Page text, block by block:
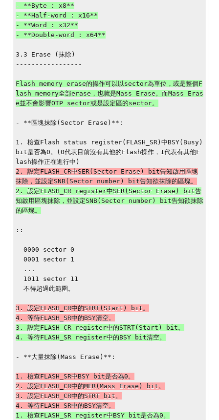
- **Byte : x8**
- **Half-word : x16**
- **Word : x32**
- **Double-word : x64**
3.3 Erase (抹除)
-----------------
Flash memory erase的操作可以以sector為單位，或是整個F
lash memory全部erase，也就是Mass Erase。而Mass Eras
e並不會影響OTP sector或是設定區的sector。
- **區塊抹除(Sector Erase)**:
1. 檢查Flash status register(FLASH_SR)中BSY(Busy)
bit是否為0。(0代表目前沒有其他的Flash操作，1代表有其他F
2. 設定FLASH_CR中SER(Sector Erase) bit告知啟用區塊
2. 設定FLASH_CR register中SER(Sector Erase) bit告
知啟用區塊抹除，並設定SNB(Sector number) bit告知欲抹除
::
3. 設定FLASH_CR中的STRT(Start) bit。
3. 設定FLASH_CR register中的STRT(Start) bit。
- **大量抹除(Mass Erase)**:
1. 檢查FLASH_SR中BSY bit是否為0。
2. 設定FLASH_CR中的MER(Mass Erase) bit。
3. 設定FLASH_CR中的STRT bit。
1. 檢查FLASH_SR register中BSY bit是否為0。